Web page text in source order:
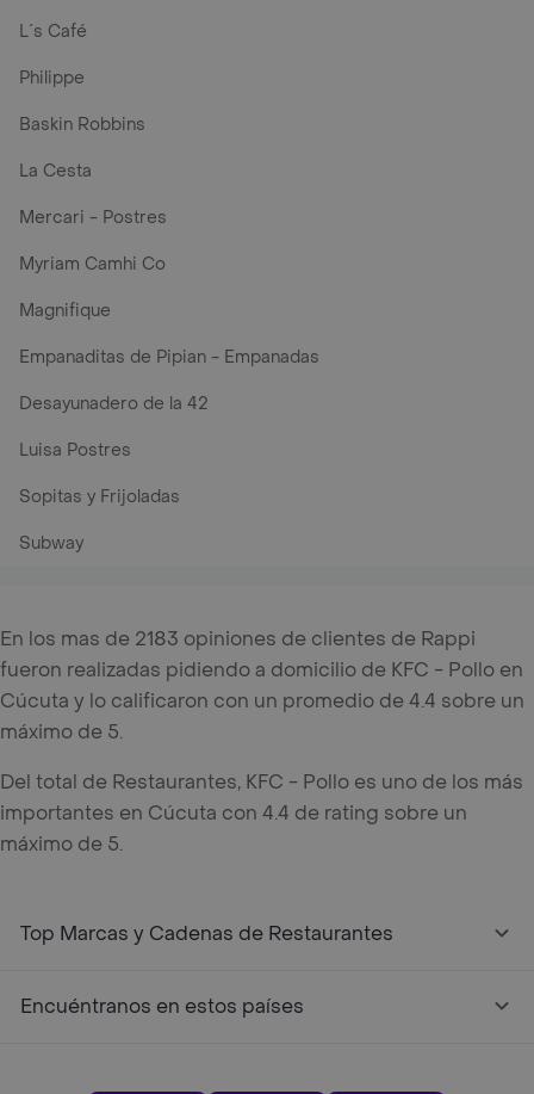
L´s Café
Philippe
Baskin Robbins
La Cesta
Mercari - Postres
Myriam Camhi Co
Magnifique
Empanaditas de Pipian - Empanadas
Desayunadero de la 42
Luisa Postres
Sopitas y Frijoladas
Subway
En los mas de 2183 opiniones de clientes de Rappi
fueron realizadas pidiendo a domicilio de KFC - Pollo en
Cúcuta y lo calificaron con un promedio de 4.4 sobre un
máximo de 5.
Del total de Restaurantes, KFC - Pollo es uno de los más
importantes en Cúcuta con 4.4 de rating sobre un
máximo de 5.
Top Marcas y Cadenas de Restaurantes
Encuéntranos en estos países